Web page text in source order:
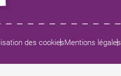
des cookiesMentions légales